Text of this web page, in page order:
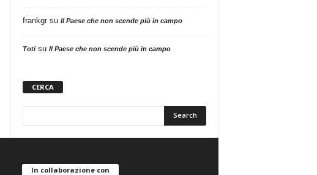
frankgrsu Il Paese che non scende più in campo
Totisu Il Paese che non scende più in campo
CERCA
In collaborazione con